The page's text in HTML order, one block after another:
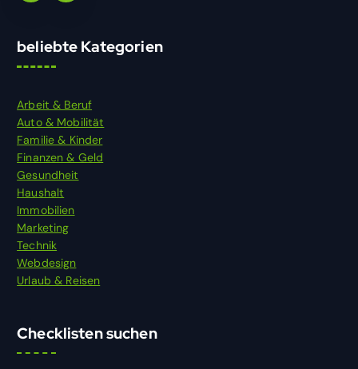
beliebte Kategorien
Arbeit & Beruf
Auto & Mobilität
Familie & Kinder
Finanzen & Geld
Gesundheit
Haushalt
Immobilien
Marketing
Technik
Webdesign
Urlaub & Reisen
Checklisten suchen